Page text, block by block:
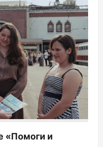
«Помоги и